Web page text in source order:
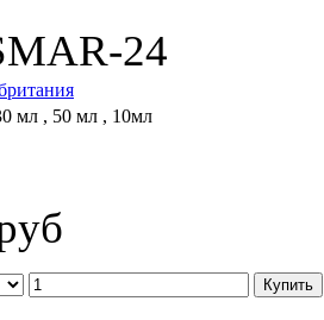
24
мл , 50 мл , 10мл